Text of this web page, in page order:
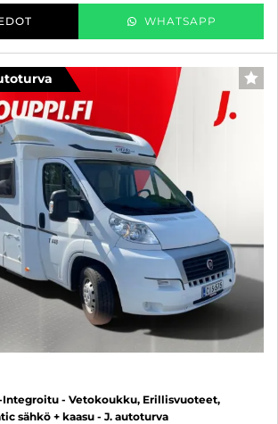
WHATSAPP
Integroitu - Vetokoukku, Erillisvuoteet,
sähkö + kaasu - J. autoturva